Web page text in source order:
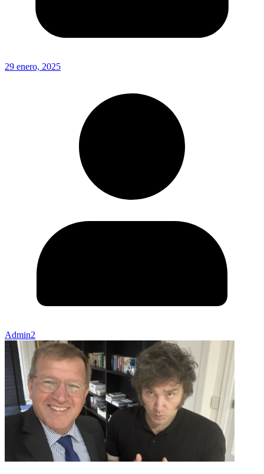
29 enero, 2025
Admin2